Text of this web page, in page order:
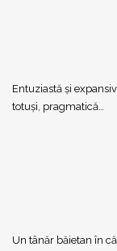
Entuziastă şi
totuşi, pragmatică…
Un tânăr băietan în